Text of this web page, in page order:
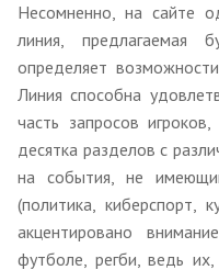
Несомненно, на сайте
линия, предлагаемая
определяет
Линия способна
часть запросов
десятка разделов с
на события, не
(политика, киберспорт,
акцентировано
футболе, регби, ведь